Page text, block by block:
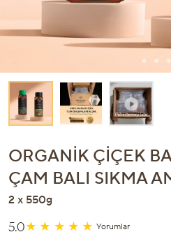
ORGANIK ÇIÇEK
ÇAM BALI SIKMA
2 x 550g
5.0 Yorumlar